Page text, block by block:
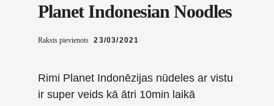
Planet Indonesian Noodles
Raksts pievienots 23/03/2021
Rimi Planet Indonēzijas nūdeles ar vistu
ir super veids kā ātri 10min laikā